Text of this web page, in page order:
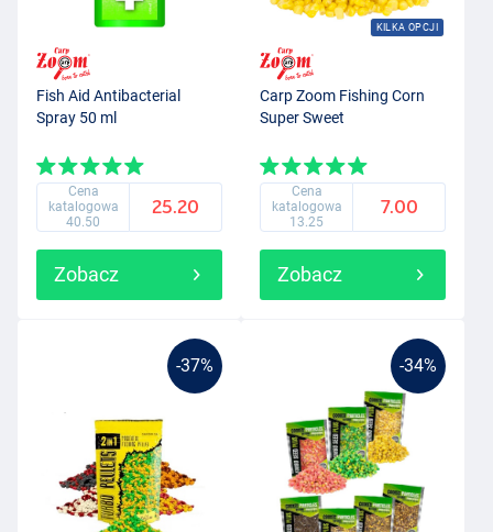
Fish Aid Antibacterial
Spray 50 ml
Cena
katalogowa
40.50
25.20
Zobacz
KILKA OPCJI
Carp Zoom Fishing Corn
Super Sweet
Cena
katalogowa
13.25
7.00
Zobacz
-37% -34%